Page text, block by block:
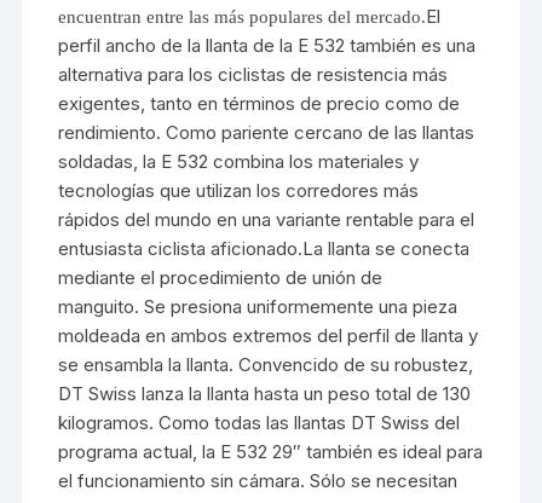
encuentran entre las más populares del mercado.El
perfil ancho de la llanta de la E 532 también es una
alternativa para los ciclistas de resistencia más
exigentes, tanto en términos de precio como de
rendimiento. Como pariente cercano de las llantas
soldadas, la E 532 combina los materiales y
tecnologías que utilizan los corredores más
rápidos del mundo en una variante rentable para el
entusiasta ciclista aficionado.La llanta se conecta
mediante el procedimiento de unión de
manguito. Se presiona uniformemente una pieza
moldeada en ambos extremos del perfil de llanta y
se ensambla la llanta. Convencido de su robustez,
DT Swiss lanza la llanta hasta un peso total de 130
kilogramos. Como todas las llantas DT Swiss del
programa actual, la E 532 29″ también es ideal para
el funcionamiento sin cámara. Sólo se necesitan